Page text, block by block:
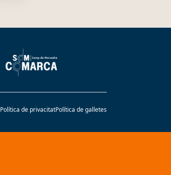
Política de privacitatPolítica de galletes